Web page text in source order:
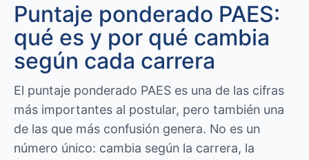
Puntaje ponderado PAES:
qué es y por qué cambia
según cada carrera
El puntaje ponderado PAES es una de las cifras
más importantes al postular, pero también una
de las que más confusión genera. No es un
número único: cambia según la carrera, la